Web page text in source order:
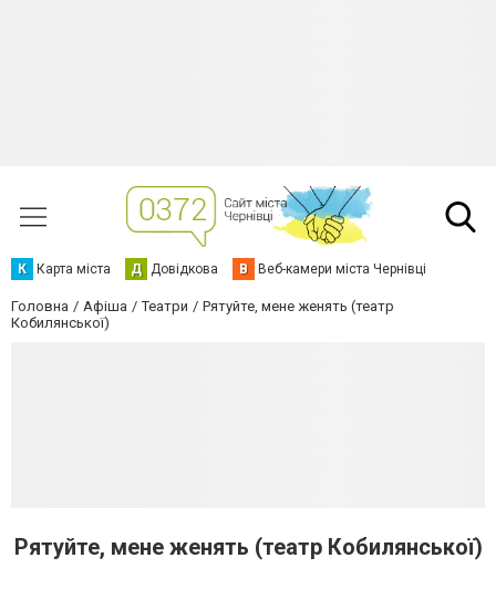
К Карта міста Д Довідкова В Веб-камери міста Чернівці
Головна Афіша Театри
Рятуйте, мене женять (театр
Кобилянської)
Рятуйте, мене женять (театр Кобилянської)